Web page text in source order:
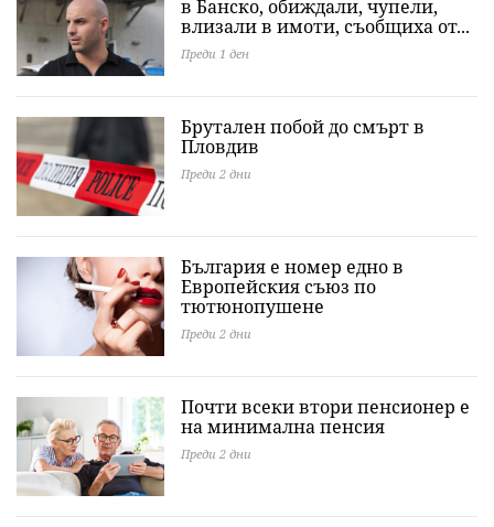
в Банско, обиждали, чупели,
влизали в имоти, съобщиха от...
Преди 1 ден
Брутален побой до смърт в
Пловдив
Преди 2 дни
България е номер едно в
Европейския съюз по
тютюнопушене
Преди 2 дни
Почти всеки втори пенсионер е
на минимална пенсия
Преди 2 дни